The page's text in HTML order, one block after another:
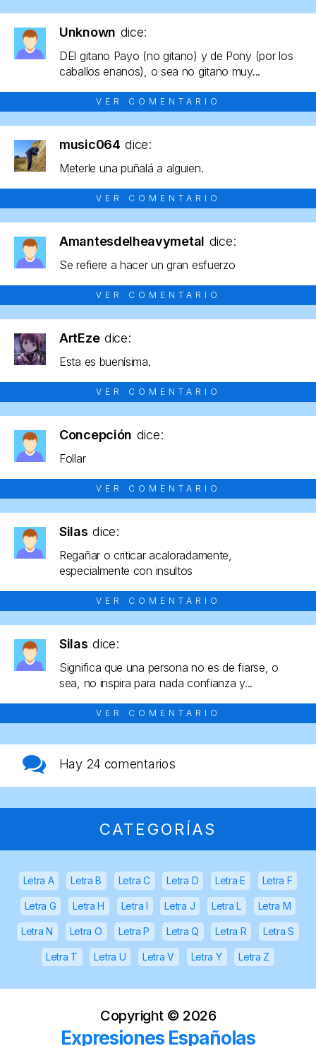
Unknown dice:
DEl gitano Payo (no gitano) y de Pony (por los
caballos enanos), o sea no gitano muy...
VER COMENTARIO
music064 dice:
Meterle una puñalá a alguien.
VER COMENTARIO
Amantesdelheavymetal dice:
Se refiere a hacer un gran esfuerzo
VER COMENTARIO
ArtEze dice:
Esta es buenísima.
VER COMENTARIO
Concepción dice:
Follar
VER COMENTARIO
Silas dice:
Regañar o criticar acaloradamente,
especialmente con insultos
VER COMENTARIO
Silas dice:
Significa que una persona no es de fiarse, o
sea, no inspira para nada confianza y...
VER COMENTARIO
Hay 24 comentarios
CATEGORÍAS
Letra A Letra B Letra C Letra D Letra E Letra F
Letra G Letra H Letra I Letra J Letra L Letra M
Letra N Letra O Letra P Letra Q Letra R Letra S
Letra T Letra U Letra V Letra Y Letra Z
Copyright © 2026
Expresiones Españolas